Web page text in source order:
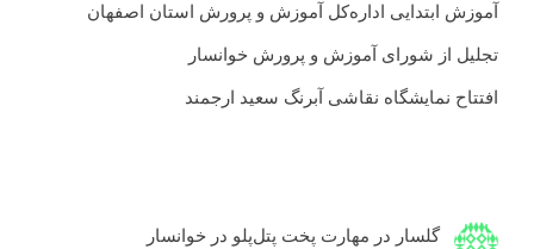
آموزش ابتدایی اداره‌کل آموزش و پرورش استان اصفهان
تجلیل از شورای آموزش و پرورش خوانسار
افتتاح نمایشگاه نقاشی آبرنگ سعید ارجمند
گلسار در مهارت پخت پتل‌پلو در خوانسار